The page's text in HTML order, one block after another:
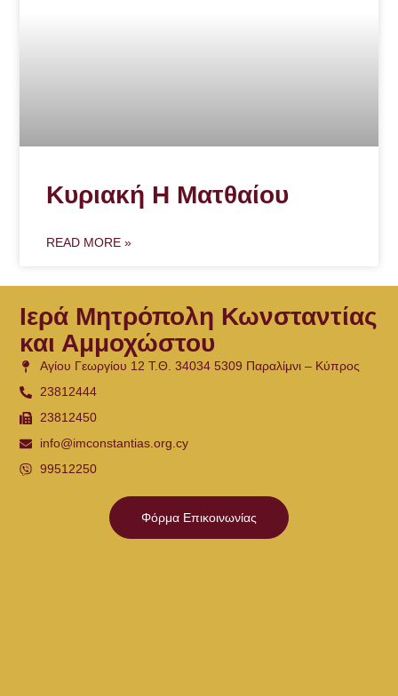
Κυριακή Η Ματθαίου
READ MORE »
Ιερά Μητρόπολη Κωνσταντίας
και Αμμοχώστου
Αγίου Γεωργίου 12 Τ.Θ. 34034 5309 Παραλίμνι – Κύπρος
23812444
23812450
info@imconstantias.org.cy
99512250
Φόρμα Επικοινωνίας